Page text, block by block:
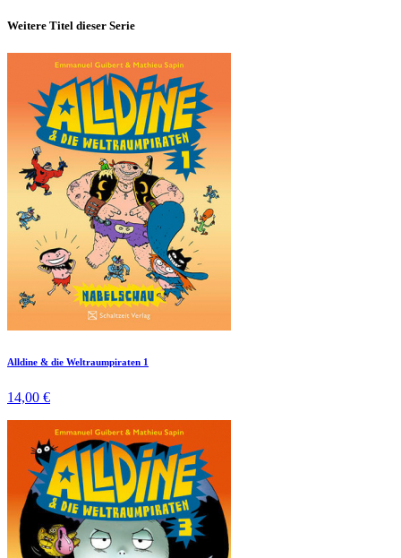
Weitere Titel dieser Serie
Alldine & die Weltraumpiraten 1
14,00 €